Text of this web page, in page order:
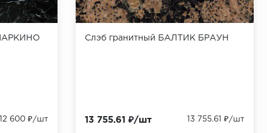
12 600 ₽/шт
Слэб гранитный БАЛТИК БРАУН
13 755.61 ₽/шт 13 755.61 ₽/шт